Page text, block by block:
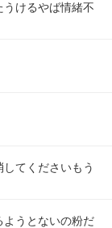
けるやば情緒不
てくださいもう
ようとないの粉だ